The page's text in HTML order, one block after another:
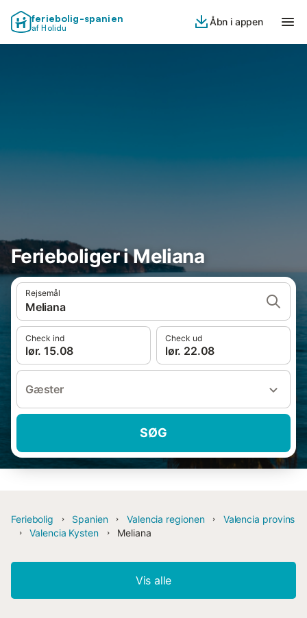
feriebolig-spanien
af Holidu
Åbn i appen
Ferieboliger i Meliana
Rejsemål
Meliana
Check ind
lør. 15.08
Check ud
lør. 22.08
Gæster
SØG
Feriebolig Spanien Valencia regionen
Valencia provins
Valencia Kysten
Meliana
Vis alle